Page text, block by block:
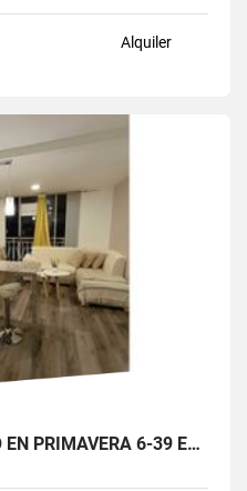
Alquiler
SE VENDE APARTAMENTO EN PRIMAVERA 6-39 ET 2 PUENTE ARANDA